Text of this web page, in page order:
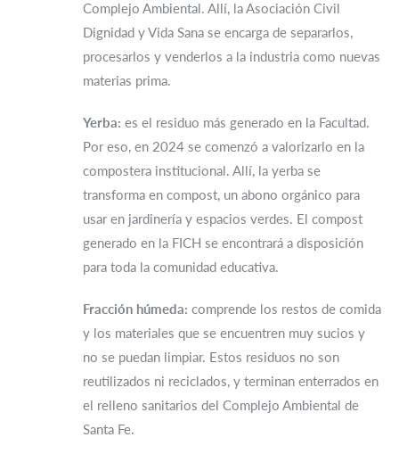
Complejo Ambiental. Allí, la Asociación Civil
Dignidad y Vida Sana se encarga de separarlos,
procesarlos y venderlos a la industria como nuevas
materias prima.
Yerba: es el residuo más generado en la Facultad.
Por eso, en 2024 se comenzó a valorizarlo en la
compostera institucional. Allí, la yerba se
transforma en compost, un abono orgánico para
usar en jardinería y espacios verdes. El compost
generado en la FICH se encontrará a disposición
para toda la comunidad educativa.
Fracción húmeda: comprende los restos de comida
y los materiales que se encuentren muy sucios y
no se puedan limpiar. Estos residuos no son
reutilizados ni reciclados, y terminan enterrados en
el relleno sanitarios del Complejo Ambiental de
Santa Fe.